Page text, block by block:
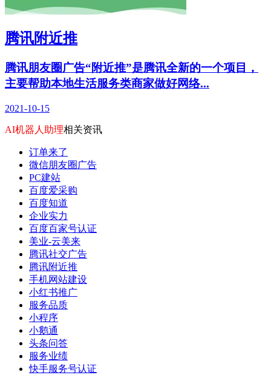
腾讯附近推
腾讯朋友圈广告“附近推”是腾讯全新的一个项目，
主要帮助本地生活服务类商家做好网络...
2021-10-15
AI机器人助理相关资讯
订单来了
微信朋友圈广告
PC建站
百度爱采购
百度知道
企业实力
百度百家号认证
美业-云美来
腾讯社交广告
腾讯附近推
手机网站建设
小红书推广
服务品质
小程序
小鹅通
头条问答
服务业绩
快手服务号认证